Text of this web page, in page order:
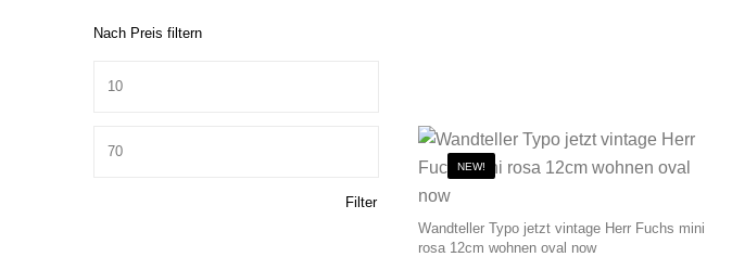
Nach Preis filtern
Filter
NEW!
Wandteller Typo jetzt vintage Herr Fuchs mini
rosa 12cm wohnen oval now